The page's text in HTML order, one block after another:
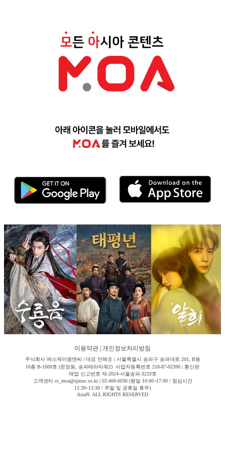
이용약관 개인정보처리방침
주식회사 에스제이엠엔씨 | 대표 안해조 | 서울특별시 송파구 송파대로 201, B동
16층 B-1609호 (문정동, 송파테라타워2) 사업자등록번호 218-87-02390 | 통신판
매업 신고번호 제-2024-서울송파-3233호
고객센터 cs_moa@sjmnc.co.kr | 02-400-6036 (평일 10:00~17:00 / 점심시간
12:30~13:30 / 주말 및 공휴일 휴무)
AsiaN. ALL RIGHTS RESERVED